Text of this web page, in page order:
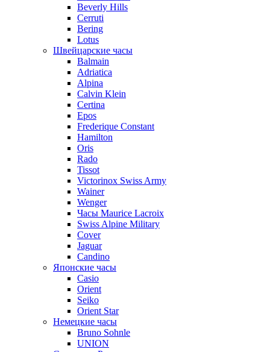
Beverly Hills
Cerruti
Bering
Lotus
Швейцарские часы
Balmain
Adriatica
Alpina
Calvin Klein
Certina
Epos
Frederique Constant
Hamilton
Oris
Rado
Tissot
Victorinox Swiss Army
Wainer
Wenger
Часы Maurice Lacroix
Swiss Alpine Military
Cover
Jaguar
Candino
Японские часы
Casio
Orient
Seiko
Orient Star
Немецкие часы
Bruno Sohnle
UNION